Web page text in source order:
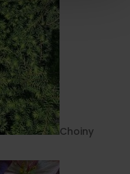
Choiny